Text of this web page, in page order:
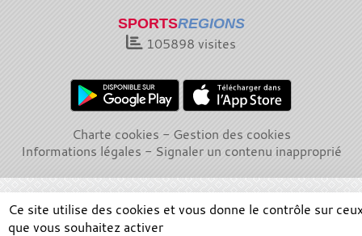
SPORTSREGIONS
105898 visites
Charte cookies
Gestion des cookies
Informations légales
Signaler un contenu inapproprié
Ce site utilise des cookies et vous donne le contrôle sur
que vous souhaitez activer